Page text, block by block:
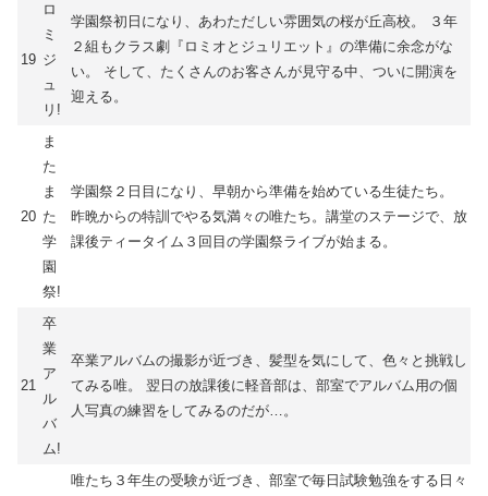
19
ロ
ミ
ジ
ュ
リ!
学園祭初日になり、あわただしい雰囲気の桜が丘高校。 ３年
２組もクラス劇『ロミオとジュリエット』の準備に余念がな
い。 そして、たくさんのお客さんが見守る中、ついに開演を
迎える。
20
ま
た
ま
た
学
園
祭!
学園祭２日目になり、早朝から準備を始めている生徒たち。
昨晩からの特訓でやる気満々の唯たち。講堂のステージで、放
課後ティータイム３回目の学園祭ライブが始まる。
21
卒
業
ア
ル
バ
ム!
卒業アルバムの撮影が近づき、髪型を気にして、色々と挑戦し
てみる唯。 翌日の放課後に軽音部は、部室でアルバム用の個
人写真の練習をしてみるのだが…。
唯たち３年生の受験が近づき、部室で毎日試験勉強をする日々